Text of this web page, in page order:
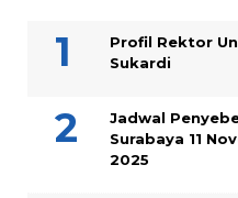
Profil Rektor
Sukardi
Jadwal
Surabaya 11
2025